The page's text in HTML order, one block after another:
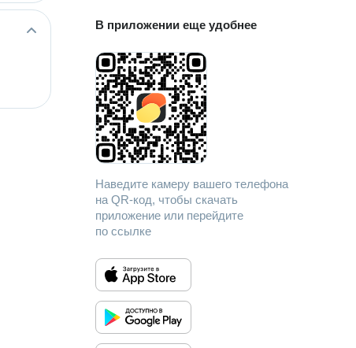
В приложении еще удобнее
Наведите камеру вашего телефона
на QR-код, чтобы скачать
приложение или перейдите
по ссылке